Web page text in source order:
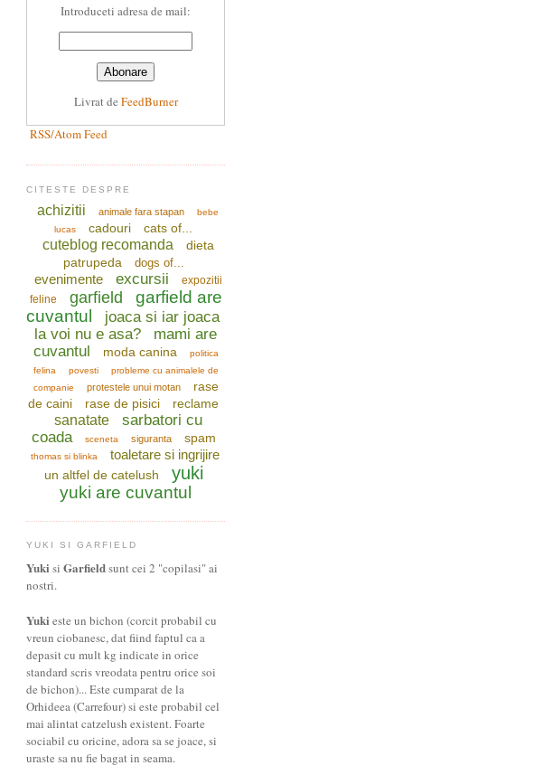
Introduceti adresa de mail:
Livrat de FeedBurner
RSS/Atom Feed
CITESTE DESPRE
achizitii animale fara stapan
bebe
lucas
cadouri cats of...
cuteblog recomanda
dieta
patrupeda
dogs of...
evenimente excursii
expozitii
feline
garfield
garfield are
cuvantul
joaca si iar joaca
la voi nu e asa?
mami are
cuvantul
moda canina
politica
felina
povesti
probleme cu animalele de
companie
protestele unui motan
rase
de caini
rase de pisici reclame
sanatate
sarbatori cu
coada
sceneta siguranta spam
thomas si blinka toaletare si ingrijire
un altfel de catelush yuki
yuki are cuvantul
YUKI SI GARFIELD
Yuki si Garfieldsunt cei 2 "copilasi" ai
nostri.
Yuki este un bichon (corcit probabil cu
vreun ciobanesc, dat fiind faptul ca a
depasit cu mult kg indicate in orice
standard scris vreodata pentru orice soi
de bichon)... Este cumparat de la
Orhideea (Carrefour) si este probabil cel
mai alintat catzelush existent. Foarte
sociabil cu oricine, adora sa se joace, si
uraste sa nu fie bagat in seama.